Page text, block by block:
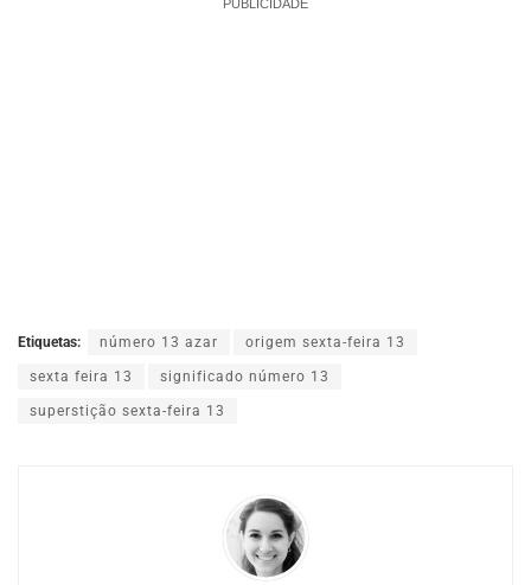
PUBLICIDADE
Etiquetas: número 13 azar origem sexta-feira 13
sexta feira 13 significado número 13
superstição sexta-feira 13